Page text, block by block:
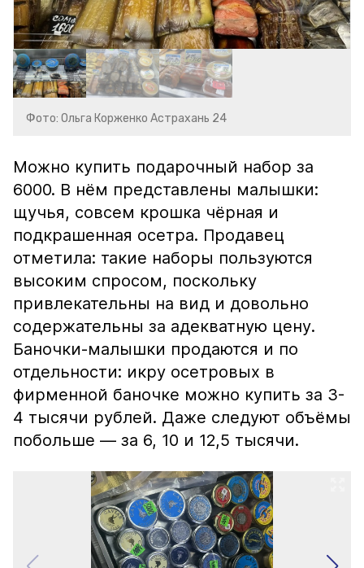
Фото: Ольга Корженко Астрахань 24
Можно купить подарочный набор за
6000. В нём представлены малышки:
щучья, совсем крошка чёрная и
подкрашенная осетра. Продавец
отметила: такие наборы пользуются
высоким спросом, поскольку
привлекательны на вид и довольно
содержательны за адекватную цену.
Баночки-малышки продаются и по
отдельности: икру осетровых в
фирменной баночке можно купить за 3-
4 тысячи рублей. Даже следуют объёмы
побольше — за 6, 10 и 12,5 тысячи.